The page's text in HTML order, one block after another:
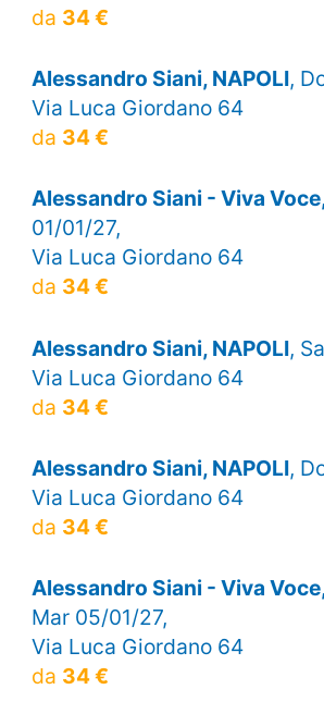
da 34 €
Alessandro Siani, NAPOLI,
Via Luca Giordano 64
da 34 €
Alessandro Siani - Viva
01/01/27,
Via Luca Giordano 64
da 34 €
Alessandro Siani, NAPOLI,
Via Luca Giordano 64
da 34 €
Alessandro Siani, NAPOLI,
Via Luca Giordano 64
da 34 €
Alessandro Siani - Viva
Mar 05/01/27,
Via Luca Giordano 64
da 34 €